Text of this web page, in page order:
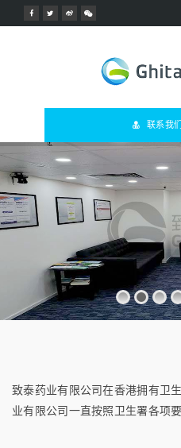
联系我们
致泰药业有限公司在香港拥有卫
业有限公司一直按照卫生署各项